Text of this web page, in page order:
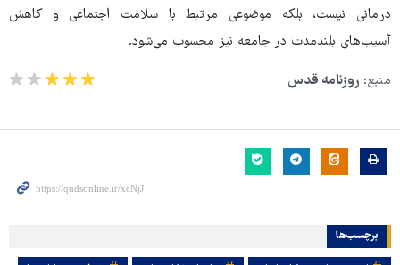
درمانی نیست، بلکه موضوعی مرتبط با سلامت اجتماعی و کاهش
آسیب‌های بلندمدت در جامعه نیز محسوب می‌شود.
منبع: روزنامه قدس
برچسب‌ها